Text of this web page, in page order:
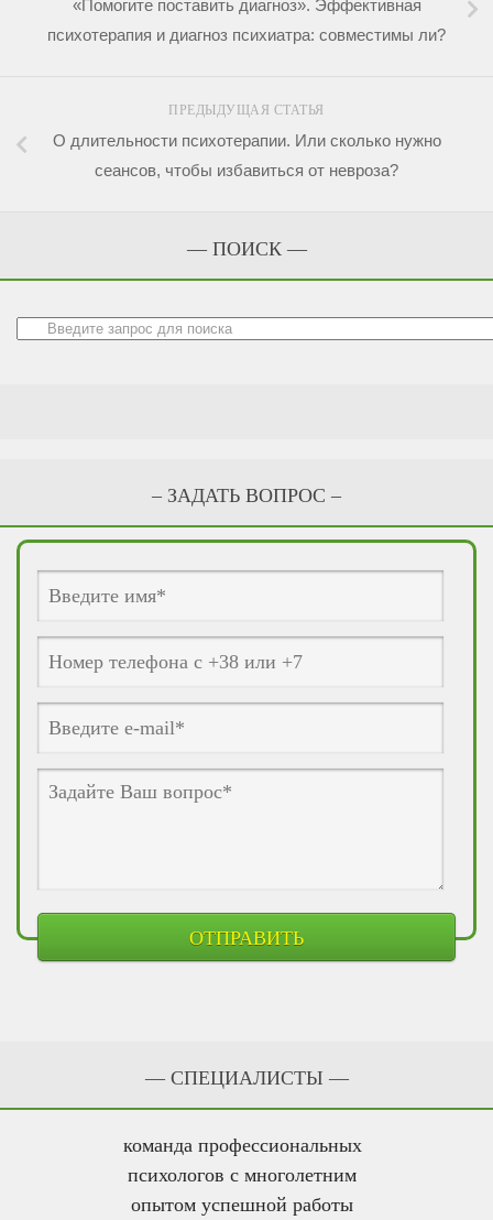
«Помогите поставить диагноз». Эффективная
психотерапия и диагноз психиатра: совместимы ли?
ПРЕДЫДУЩАЯ СТАТЬЯ
О длительности психотерапии. Или сколько нужно
сеансов, чтобы избавиться от невроза?
— ПОИСК —
– ЗАДАТЬ ВОПРОС –
— CПЕЦИАЛИСТЫ —
команда профессиональных
психологов с многолетним
опытом успешной работы